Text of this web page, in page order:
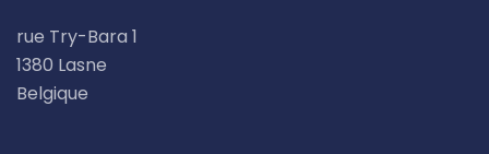
rue Try-Bara 1
1380 Lasne
Belgique